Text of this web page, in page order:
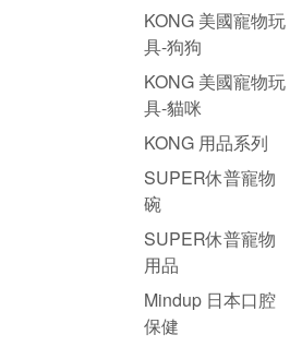
KONG 美國寵物玩
具-狗狗
KONG 美國寵物玩
具-貓咪
KONG 用品系列
SUPER休普寵物
碗
SUPER休普寵物
用品
Mindup 日本口腔
保健